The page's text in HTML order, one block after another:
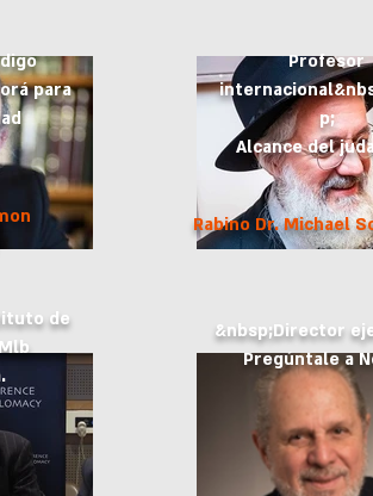
para
Profesor
p;
Alcance del
Rabino Dr. Michael
&nbsp;Director
Pregúntale a
de